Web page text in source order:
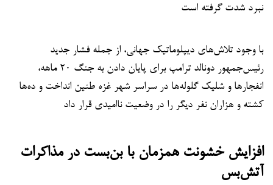
نبرد شدت گرفته است
با وجود تلاش‌های دیپلوماتیک جهانی، از جمله فشار جدید
رئیس‌جمهور دونالد ترامپ برای پایان دادن به جنگ ۲۰ ماهه،
انفجارها و شلیک گلوله‌ها در سراسر شهر غزه طنین انداخت و ده‌ها
کشته و هزاران نفر دیگر را در وضعیت ناامیدی قرار داد
افزایش خشونت همزمان با بن‌بست در مذاکرات
آتش‌بس